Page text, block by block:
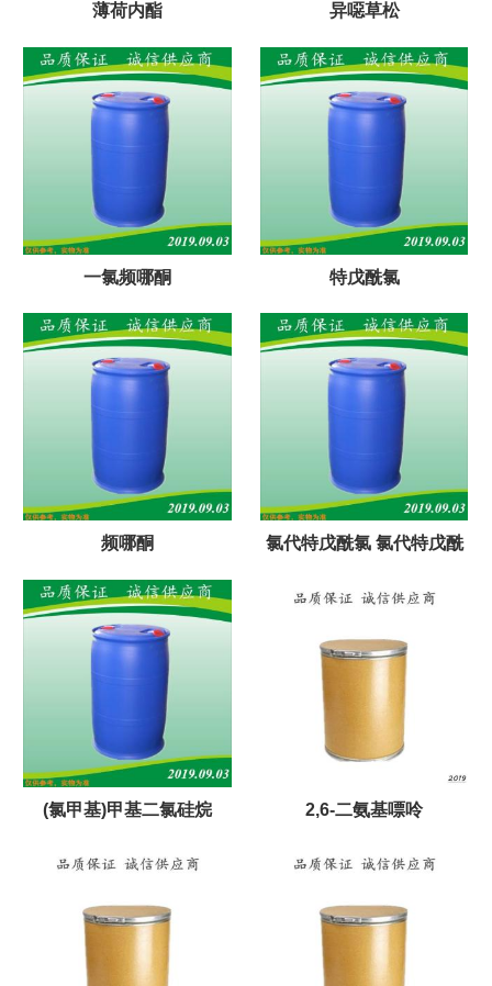
薄荷内酯 异噁草松
一氯频哪酮 特戊酰氯
频哪酮 氯代特戊酰氯 氯代特戊酰
(氯甲基)甲基二氯硅烷 2,6-二氨基嘌呤